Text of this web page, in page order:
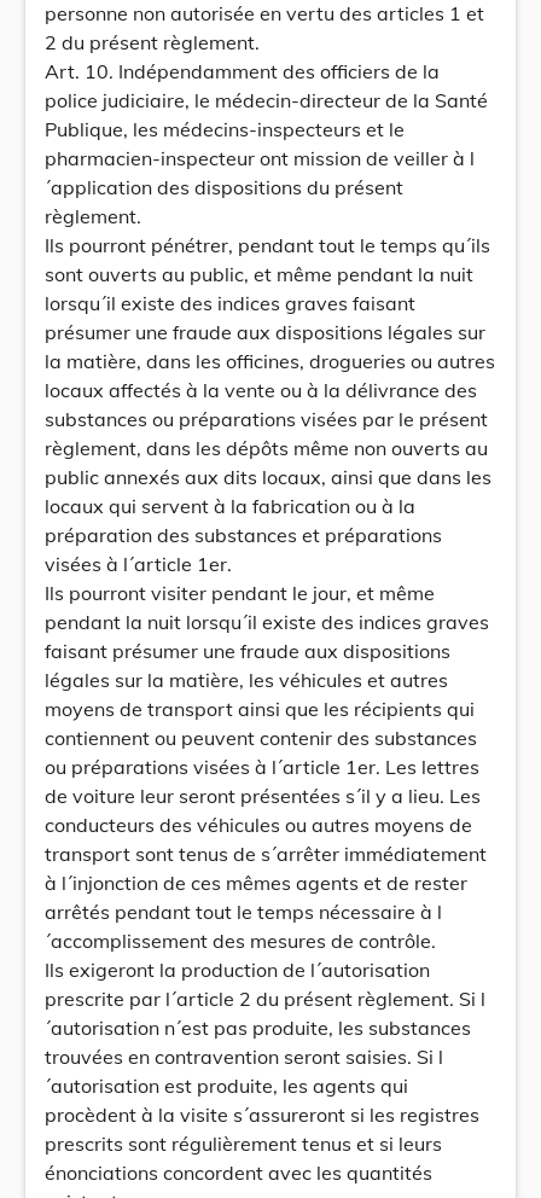
personne non autorisée en vertu des articles 1 et
2 du présent règlement.
Art. 10. Indépendamment des officiers de la
police judiciaire, le médecin-directeur de la Santé
Publique, les médecins-inspecteurs et le
pharmacien-inspecteur ont mission de veiller à l
´application des dispositions du présent
règlement.
Ils pourront pénétrer, pendant tout le temps qu´ils
sont ouverts au public, et même pendant la nuit
lorsqu´il existe des indices graves faisant
présumer une fraude aux dispositions légales sur
la matière, dans les officines, drogueries ou autres
locaux affectés à la vente ou à la délivrance des
substances ou préparations visées par le présent
règlement, dans les dépôts même non ouverts au
public annexés aux dits locaux, ainsi que dans les
locaux qui servent à la fabrication ou à la
préparation des substances et préparations
visées à l´article 1er.
Ils pourront visiter pendant le jour, et même
pendant la nuit lorsqu´il existe des indices graves
faisant présumer une fraude aux dispositions
légales sur la matière, les véhicules et autres
moyens de transport ainsi que les récipients qui
contiennent ou peuvent contenir des substances
ou préparations visées à l´article 1er. Les lettres
de voiture leur seront présentées s´il y a lieu. Les
conducteurs des véhicules ou autres moyens de
transport sont tenus de s´arrêter immédiatement
à l´injonction de ces mêmes agents et de rester
arrêtés pendant tout le temps nécessaire à l
´accomplissement des mesures de contrôle.
Ils exigeront la production de l´autorisation
prescrite par l´article 2 du présent règlement. Si l
´autorisation n´est pas produite, les substances
trouvées en contravention seront saisies. Si l
´autorisation est produite, les agents qui
procèdent à la visite s´assureront si les registres
prescrits sont régulièrement tenus et si leurs
énonciations concordent avec les quantités